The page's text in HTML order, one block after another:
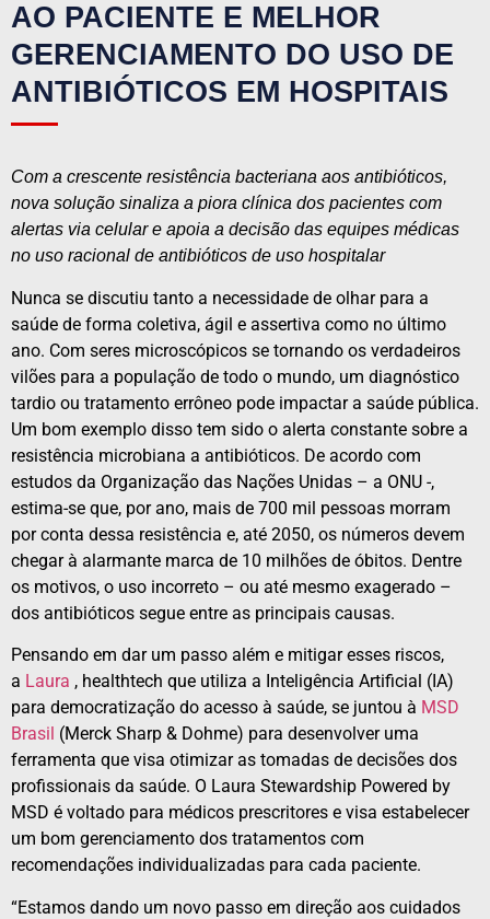
AO PACIENTE E MELHOR
GERENCIAMENTO DO USO DE
ANTIBIÓTICOS EM HOSPITAIS
Com a crescente resistência bacteriana aos antibióticos,
nova solução sinaliza a piora clínica dos pacientes com
alertas via celular e apoia a decisão das equipes médicas
no uso racional de antibióticos de uso hospitalar
Nunca se discutiu tanto a necessidade de olhar para a
saúde de forma coletiva, ágil e assertiva como no último
ano. Com seres microscópicos se tornando os verdadeiros
vilões para a população de todo o mundo, um diagnóstico
tardio ou tratamento errôneo pode impactar a saúde pública.
Um bom exemplo disso tem sido o alerta constante sobre a
resistência microbiana a antibióticos. De acordo com
estudos da Organização das Nações Unidas – a ONU -,
estima-se que, por ano, mais de 700 mil pessoas morram
por conta dessa resistência e, até 2050, os números devem
chegar à alarmante marca de 10 milhões de óbitos. Dentre
os motivos, o uso incorreto – ou até mesmo exagerado –
dos antibióticos segue entre as principais causas.
Pensando em dar um passo além e mitigar esses riscos,
a Laura , healthtech que utiliza a Inteligência Artificial (IA)
para democratização do acesso à saúde, se juntou à MSD
Brasil (Merck Sharp & Dohme) para desenvolver uma
ferramenta que visa otimizar as tomadas de decisões dos
profissionais da saúde. O Laura Stewardship Powered by
MSD é voltado para médicos prescritores e visa estabelecer
um bom gerenciamento dos tratamentos com
recomendações individualizadas para cada paciente.
“Estamos dando um novo passo em direção aos cuidados